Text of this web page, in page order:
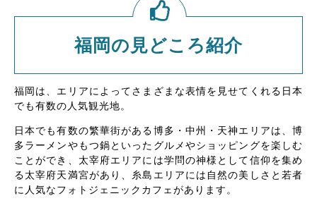
福岡の見どころ紹介
福岡は、エリアによってさまざまな表情を見せてくれる日本
でも有数の人気観光地。
日本でも有数の繁華街がある博多・中州・天神エリアは、博
多ラーメンやもつ鍋といったグルメやショッピングを楽しむ
ことができ、太宰府エリアには学問の神様として信仰を集め
る太宰府天満宮があり、糸島エリアには自然の美しさと若者
に人気なフォトジェニックカフェがあります。